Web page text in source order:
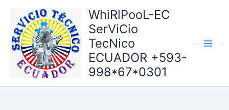
contenido
WhiRlPooL-EC
SerViCio
TecNico
ECUADOR +593-
998*67*0301